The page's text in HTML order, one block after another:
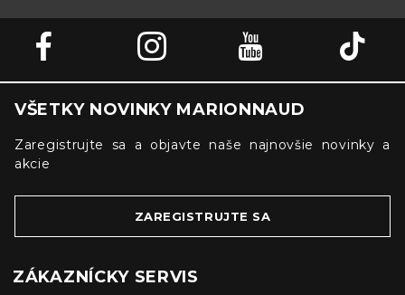
VŠETKY NOVINKY MARIONNAUD
Zaregistrujte sa a objavte naše najnovšie novinky a
akcie
ZAREGISTRUJTE SA
ZÁKAZNÍCKY SERVIS